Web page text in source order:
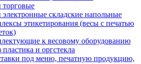
торговые
складские напольные
этикетирования (весы с печатью
к весовому оборудованию
и оргстекла
под меню, печатную продукцию,